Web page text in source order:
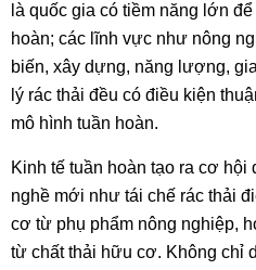
là quốc gia có tiềm năng lớn
hoàn; các lĩnh vực như nông
biến, xây dựng, năng lượng,
lý rác thải đều có điều kiện
mô hình tuần hoàn.
Kinh tế tuần hoàn tạo ra cơ hội
nghề mới như tái chế rác thải
cơ từ phụ phẩm nông nghiệp,
từ chất thải hữu cơ. Không chỉ